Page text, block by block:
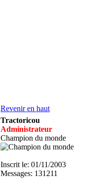
Revenir en haut
Tractoricou
Administrateur
Champion du monde
Inscrit le: 01/11/2003
Messages: 131211